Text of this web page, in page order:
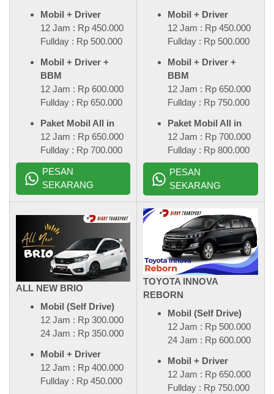
Mobil + Driver
12 Jam : Rp 450.000
Fullday : Rp 500.000
Mobil + Driver +
BBM
12 Jam : Rp 600.000
Fullday : Rp 650.000
Paket Mobil All in
12 Jam : Rp 650.000
Fullday : Rp 700.000
PESAN
SEKARANG
Mobil + Driver
12 Jam : Rp 450.000
Fullday : Rp 500.000
Mobil + Driver +
BBM
12 Jam : Rp 650.000
Fullday : Rp 750.000
Paket Mobil All in
12 Jam : Rp 700.000
Fullday : Rp 800.000
PESAN
SEKARANG
ALL NEW BRIO
Mobil (Self Drive)
12 Jam : Rp 300.000
24 Jam : Rp 350.000
Mobil + Driver
12 Jam : Rp 400.000
Fullday : Rp 450.000
TOYOTA INNOVA
REBORN
Mobil (Self Drive)
12 Jam : Rp 500.000
24 Jam : Rp 600.000
Mobil + Driver
12 Jam : Rp 650.000
Fullday : Rp 750.000